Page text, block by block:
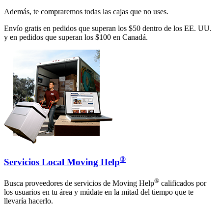
Además, te compraremos todas las cajas que no uses.
Envío gratis en pedidos que superan los $50 dentro de los EE. UU.
y en pedidos que superan los $100 en Canadá.
Servicios Local Moving Help®
Busca proveedores de servicios de Moving Help® calificados por
los usuarios en tu área y múdate en la mitad del tiempo que te
llevaría hacerlo.